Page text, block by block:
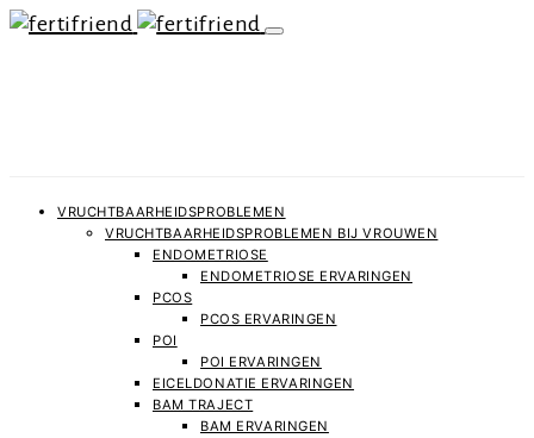
VRUCHTBAARHEIDSPROBLEMEN
VRUCHTBAARHEIDSPROBLEMEN BIJ VROUWEN
ENDOMETRIOSE
ENDOMETRIOSE ERVARINGEN
PCOS
PCOS ERVARINGEN
POI
POI ERVARINGEN
EICELDONATIE ERVARINGEN
BAM TRAJECT
BAM ERVARINGEN